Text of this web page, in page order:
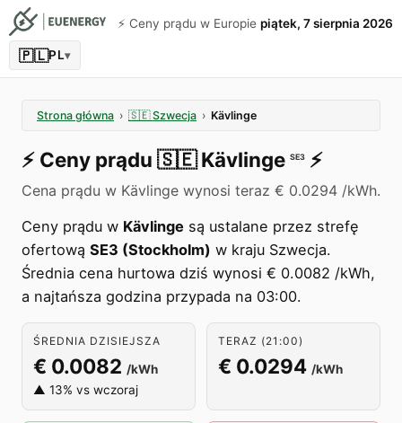
⚡️ Ceny prądu w Europie piątek, 7 sierpnia 2026
🇵🇱PL▾
Strona główna › 🇸🇪 Szwecja › Kävlinge
⚡️ Ceny prądu 🇸🇪 Kävlinge SE3 ⚡️
Cena prądu w Kävlinge wynosi teraz € 0.0294 /kWh.
Ceny prądu w Kävlinge są ustalane przez strefę
ofertową SE3 (Stockholm) w kraju Szwecja.
Średnia cena hurtowa dziś wynosi € 0.0082 /kWh,
a najtańsza godzina przypada na 03:00.
ŚREDNIA DZISIEJSZA
€ 0.0082 /kWh
▲ 13% vs wczoraj
TERAZ (21:00)
€ 0.0294 /kWh